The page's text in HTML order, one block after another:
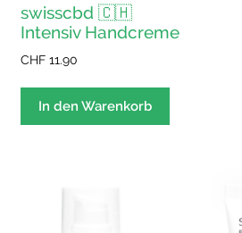
swisscbd 🇨🇭
Intensiv Handcreme
CHF 11.90
In den Warenkorb